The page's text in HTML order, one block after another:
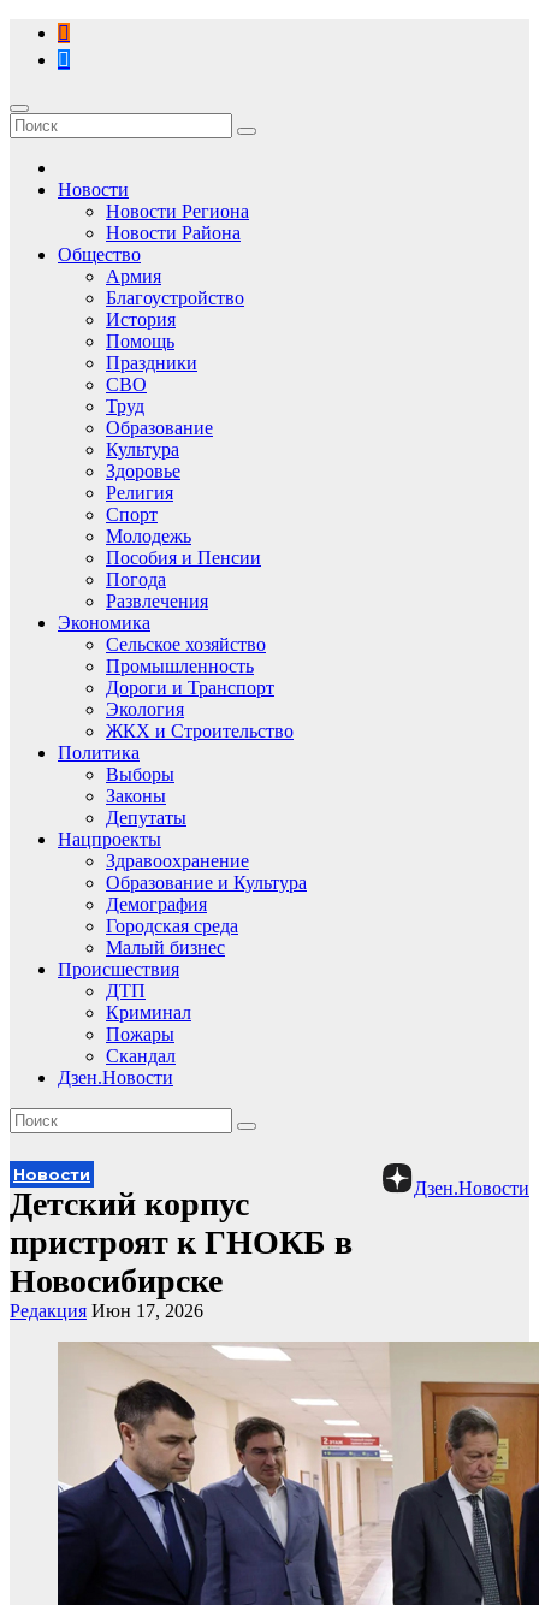
Перейти
содержимому
Новости
Новости Региона
Новости Района
Общество
Армия
Благоустройство
История
Помощь
Праздники
СВО
Труд
Образование
Культура
Здоровье
Религия
Спорт
Молодежь
Пособия и Пенсии
Погода
Развлечения
Экономика
Сельское хозяйство
Промышленность
Дороги и Транспорт
Экология
ЖКХ и Строительство
Политика
Выборы
Законы
Депутаты
Нацпроекты
Здравоохранение
Образование и Культура
Демография
Городская среда
Малый бизнес
Происшествия
ДТП
Криминал
Пожары
Скандал
Дзен.Новости
Дзен.Новости
Новости
Детский корпус
пристроят к ГНОКБ в
Новосибирске
Редакция Июн 17, 2026